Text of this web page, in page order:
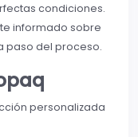
condiciones.
informado sobre
paso del proceso.
personalizada